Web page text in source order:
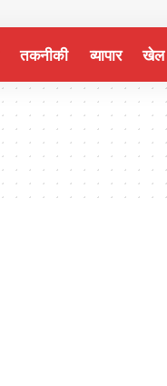
तकनीकी व्यापार खेल